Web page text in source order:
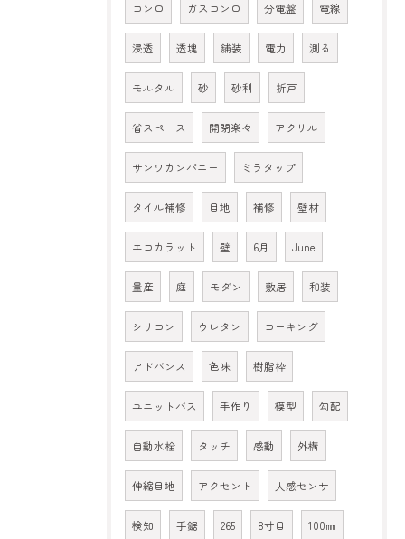
コンロ ガスコンロ 分電盤 電線
浸透 透塊 舗装 電力 測る
モルタル 砂 砂利 折戸
省スペース 開閉楽々 アクリル
サンワカンパニー ミラタップ
タイル補修 目地 補修 壁材
エコカラット 壁 6月 June
量産 庭 モダン 敷居 和装
シリコン ウレタン コーキング
アドバンス 色味 樹脂枠
ユニットバス 手作り 模型 勾配
自動水栓 タッチ 感動 外構
伸縮目地 アクセント 人感センサ
検知 手鋸 265 8寸目 100㎜